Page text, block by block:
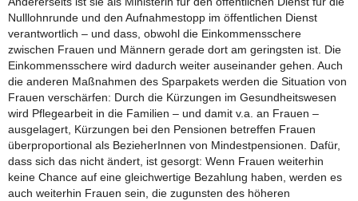
Nulllohnrunde und den Aufnahmestopp im öffentlichen Dienst
verantwortlich – und dass, obwohl die Einkommensschere
zwischen Frauen und Männern gerade dort am geringsten ist. Die
Einkommensschere wird dadurch weiter auseinander gehen. Auch
die anderen Maßnahmen des Sparpakets werden die Situation von
Frauen verschärfen: Durch die Kürzungen im Gesundheitswesen
wird Pflegearbeit in die Familien – und damit v.a. an Frauen –
ausgelagert, Kürzungen bei den Pensionen betreffen Frauen
überproportional als BezieherInnen von Mindestpensionen. Dafür,
dass sich das nicht ändert, ist gesorgt: Wenn Frauen weiterhin
keine Chance auf eine gleichwertige Bezahlung haben, werden es
auch weiterhin Frauen sein, die zugunsten des höheren